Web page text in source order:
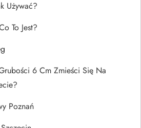
Używać?
To Jest?
6 Cm Zmieści Się Na
Poznań